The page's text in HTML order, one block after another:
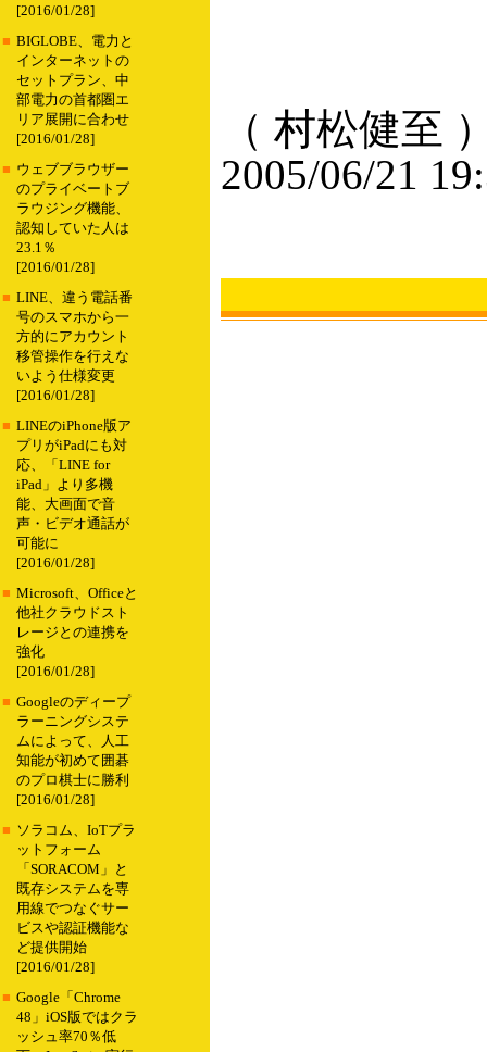
[2016/01/28]
■ BIGLOBE、電力と
インターネットの
セットプラン、中
部電力の首都圏エ
リア展開に合わせ
[2016/01/28]
■ ウェブブラウザー
のプライベートブ
ラウジング機能、
認知していた人は
23.1％
[2016/01/28]
■ LINE、違う電話番
号のスマホから一
方的にアカウント
移管操作を行えな
いよう仕様変更
[2016/01/28]
■ LINEのiPhone版ア
プリがiPadにも対
応、「LINE for
iPad」より多機
能、大画面で音
声・ビデオ通話が
可能に
[2016/01/28]
■ Microsoft、Officeと
他社クラウドスト
レージとの連携を
強化
[2016/01/28]
■ Googleのディープ
ラーニングシステ
ムによって、人工
知能が初めて囲碁
のプロ棋士に勝利
[2016/01/28]
■ ソラコム、IoTプラ
ットフォーム
「SORACOM」と
既存システムを専
用線でつなぐサー
ビスや認証機能な
ど提供開始
[2016/01/28]
■ Google「Chrome
48」iOS版ではクラ
ッシュ率70％低
（ 村松健至
2005/06/21